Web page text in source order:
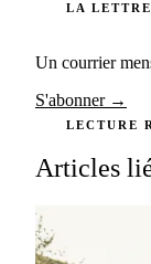
LA
Un courrier
S'abonner →
LECTURE
Articles